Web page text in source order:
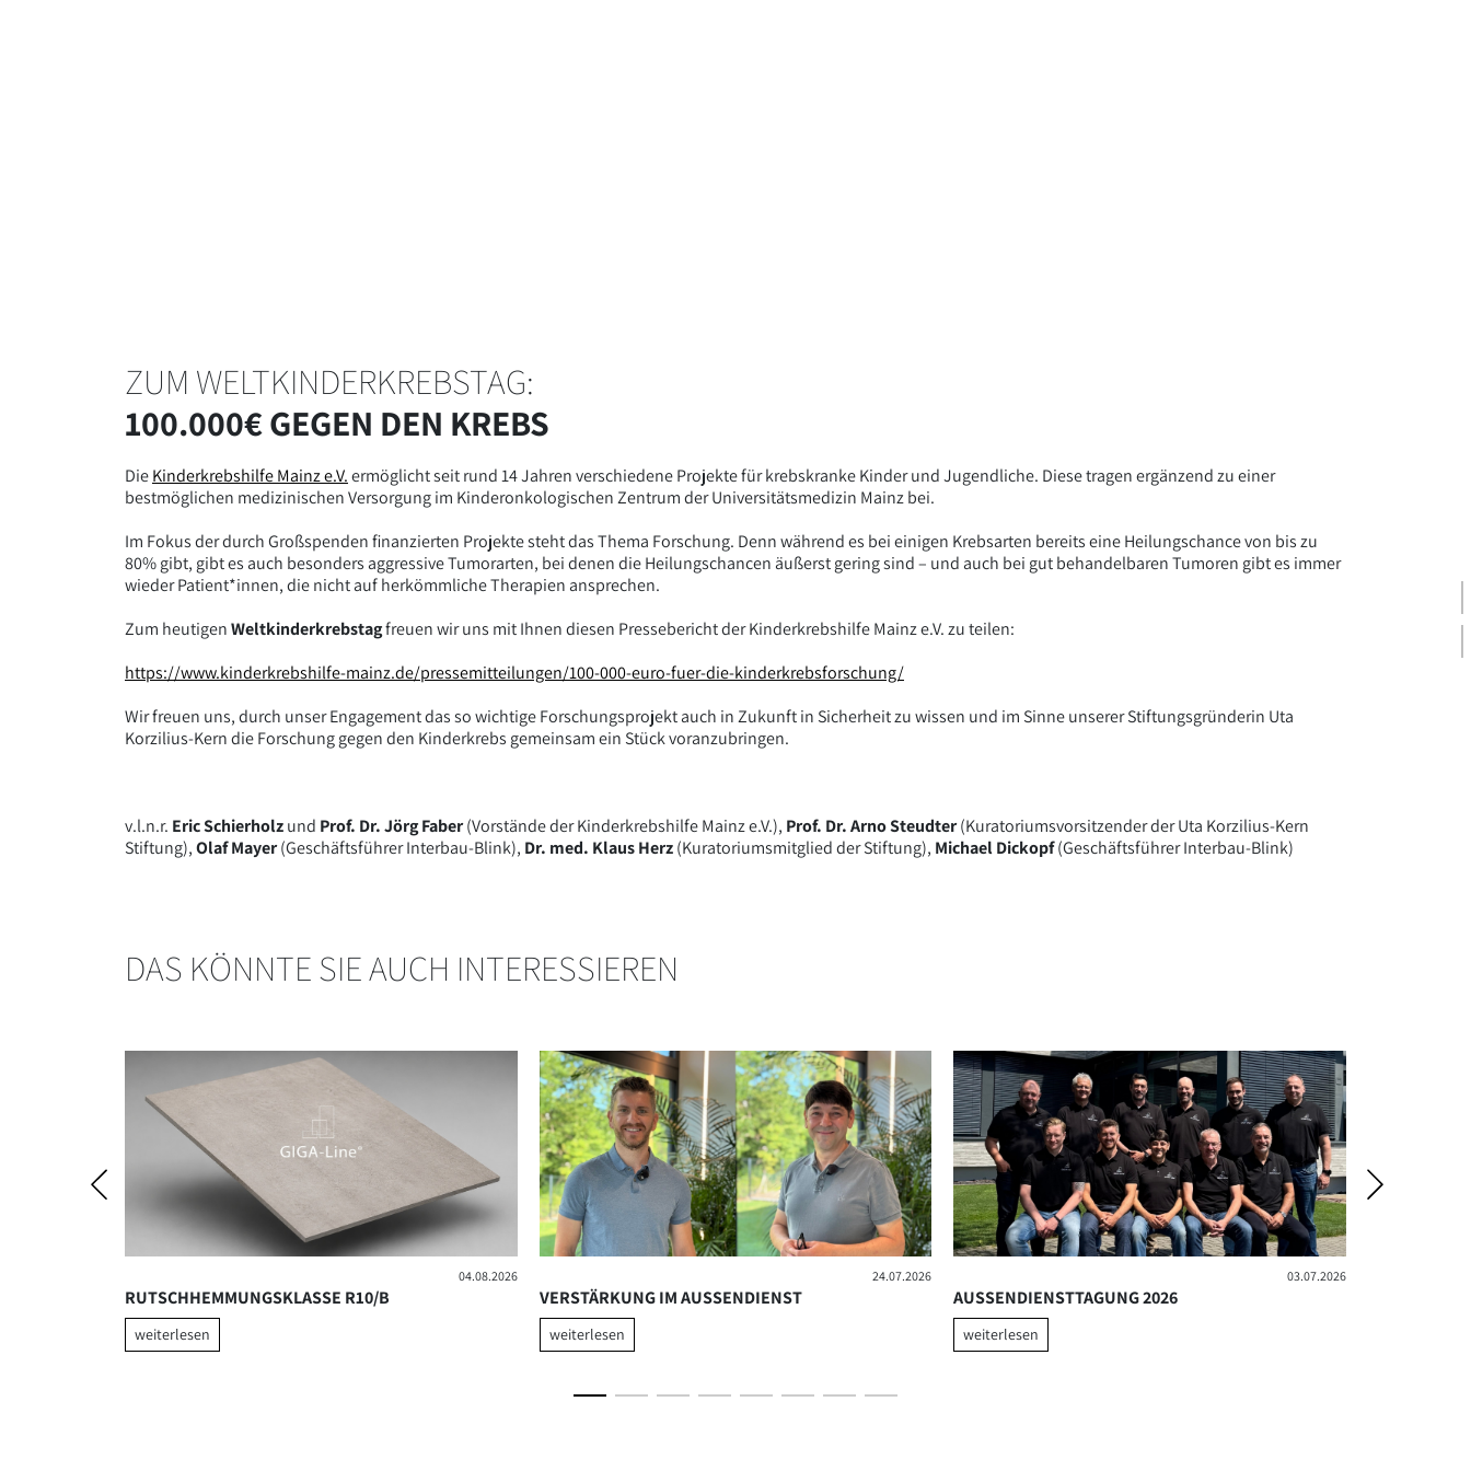
ZUM WELTKINDERKREBSTAG:
100.000€ GEGEN DEN KREBS
DieKinderkrebshilfe Mainz e.V.ermöglicht seit rund 14 Jahren verschiedene Projekte für krebskranke Kinder und Jugendliche. Diese tragen ergänzend zu einer
bestmöglichen medizinischen Versorgung im Kinderonkologischen Zentrum der Universitätsmedizin Mainz bei.
Im Fokus der durch Großspenden finanzierten Projekte steht das Thema Forschung. Denn während es bei einigen Krebsarten bereits eine Heilungschance von bis zu
80% gibt, gibt es auch besonders aggressive Tumorarten, bei denen die Heilungschancen äußerst gering sind – und auch bei gut behandelbaren Tumoren gibt es immer
wieder Patient*innen, die nicht auf herkömmliche Therapien ansprechen.
Zum heutigenWeltkinderkrebstagfreuen wir uns mit Ihnen diesen Pressebericht der Kinderkrebshilfe Mainz e.V. zu teilen:
https://www.kinderkrebshilfe-mainz.de/pressemitteilungen/100-000-euro-fuer-die-kinderkrebsforschung/
Wir freuen uns, durch unser Engagement das so wichtige Forschungsprojekt auch in Zukunft in Sicherheit zu wissen und im Sinne unserer Stiftungsgründerin Uta
Korzilius-Kern die Forschung gegen den Kinderkrebs gemeinsam ein Stück voranzubringen.
v.l.n.r. Eric Schierholzund Prof. Dr. Jörg Faber(Vorstände der Kinderkrebshilfe Mainz e.V.), Prof. Dr. Arno Steudter(Kuratoriumsvorsitzender der Uta Korzilius-Kern
Stiftung),Olaf Mayer(Geschäftsführer Interbau-Blink), Dr. med. Klaus Herz(Kuratoriumsmitglied der Stiftung), Michael Dickopf(Geschäftsführer Interbau-Blink)
DAS KÖNNTE SIE AUCH INTERESSIEREN
04.08.2026
RUTSCHHEMMUNGSKLASSE R10/B
weiterlesen
24.07.2026
VERSTÄRKUNG IM AUSSENDIENST
weiterlesen
03.07.2026
AUSSENDIENSTTAGUNG 2026
weiterlesen